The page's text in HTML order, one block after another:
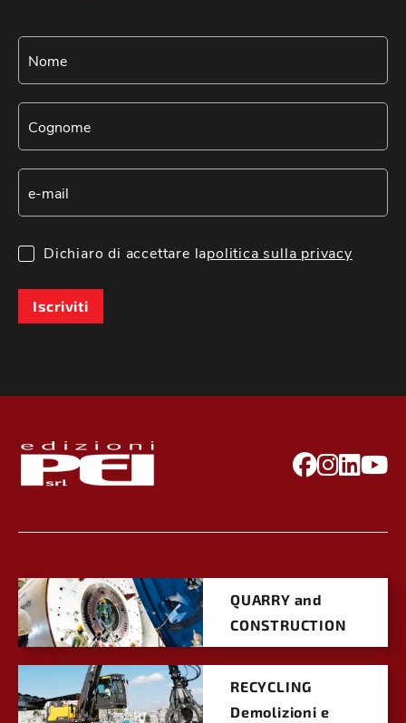
Dichiaro di accettare lapolitica sulla privacy
Iscriviti
QUARRY and
CONSTRUCTION
RECYCLING
Demolizioni e